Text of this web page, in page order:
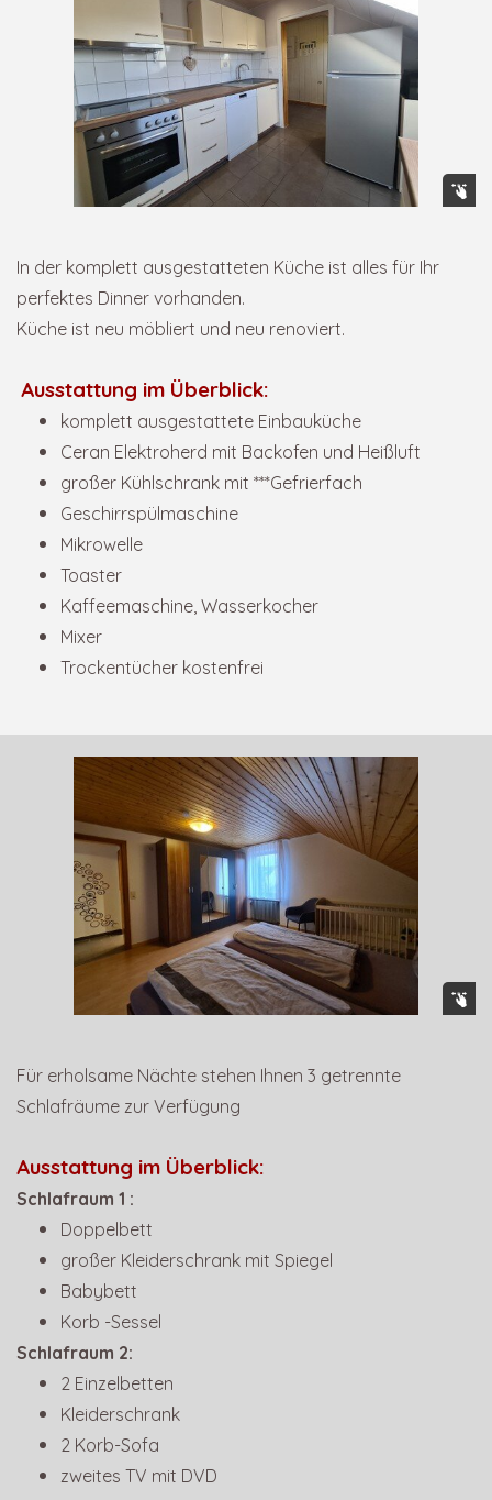
In der komplett ausgestatteten Küche ist alles für Ihr
perfektes Dinner vorhanden.
Küche ist neu möbliert und neu renoviert.
Ausstattung im Überblick:
komplett ausgestattete Einbauküche
Ceran Elektroherd mit Backofen und Heißluft
großer Kühlschrank mit ***Gefrierfach
Geschirrspülmaschine
Mikrowelle
Toaster
Kaffeemaschine, Wasserkocher
Mixer
Trockentücher kostenfrei
Für erholsame Nächte stehen Ihnen 3 getrennte
Schlafräume zur Verfügung
Ausstattung im Überblick:
Schlafraum 1 :
Doppelbett
großer Kleiderschrank mit Spiegel
Babybett
Korb -Sessel
Schlafraum 2:
2 Einzelbetten
Kleiderschrank
2 Korb-Sofa
zweites TV mit DVD